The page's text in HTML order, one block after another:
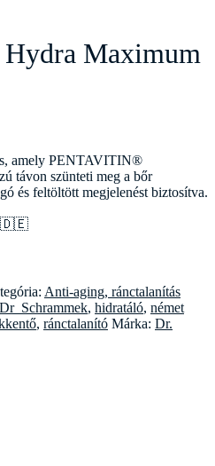
Maximum
amely PENTAVITIN®
távon szünteti meg a bőr
és feltöltött megjelenést biztosítva.
🇩🇪
Anti-aging, ránctalanítás
Dr_Schrammek, hidratáló, német
, ránctalanító Márka: Dr.